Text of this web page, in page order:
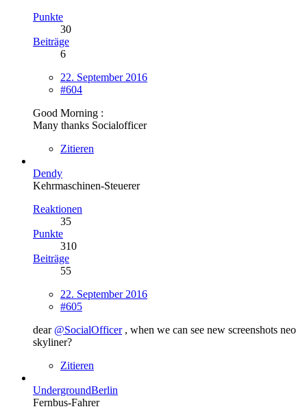
Punkte
30
Beiträge
6
22. September 2016
#604
Good Morning :
Many thanks Socialofficer
Zitieren
Dendy
Kehrmaschinen-Steuerer
Reaktionen
35
Punkte
310
Beiträge
55
22. September 2016
#605
dear @SocialOfficer, when we can see new screenshots neo
skyliner?
Zitieren
UndergroundBerlin
Fernbus-Fahrer